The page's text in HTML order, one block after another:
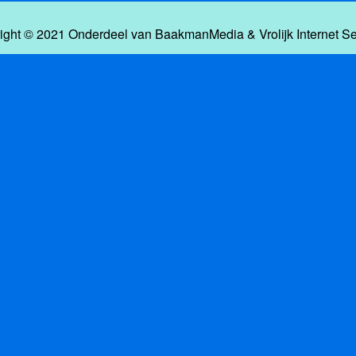
© 2021 Onderdeel van BaakmanMedia& Vrolijk Internet